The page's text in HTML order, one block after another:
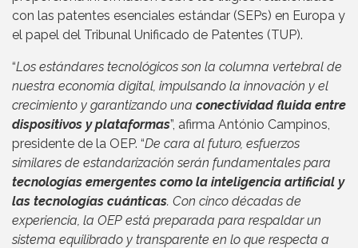
con las patentes esenciales estándar (SEPs) en Europa y
el papel del Tribunal Unificado de Patentes (TUP).
“Los estándares tecnológicos son la columna vertebral de
nuestra economía digital, impulsando la innovación y el
crecimiento y garantizando una conectividad fluida entre
dispositivos y plataformas”, afirma António Campinos,
presidente de la OEP. “De cara al futuro, esfuerzos
similares de estandarización serán fundamentales para
tecnologías emergentes como la inteligencia artificial y
las tecnologías cuánticas. Con cinco décadas de
experiencia, la OEP está preparada para respaldar un
sistema equilibrado y transparente en lo que respecta a